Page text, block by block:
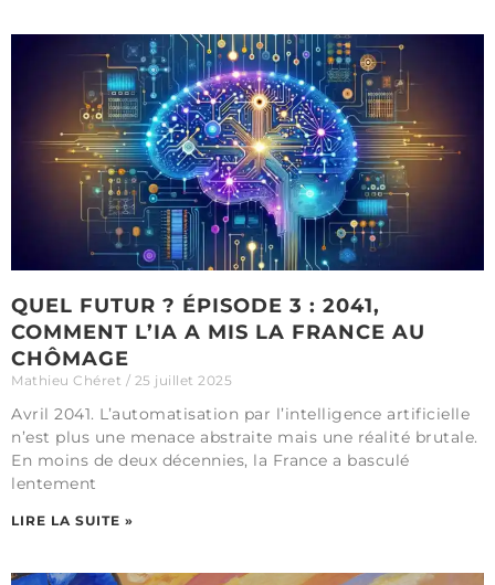
QUEL FUTUR ? ÉPISODE 3 : 2041,
COMMENT L’IA A MIS LA FRANCE AU
CHÔMAGE
Mathieu Chéret 25 juillet 2025
Avril 2041. L’automatisation par l’intelligence artificielle
n’est plus une menace abstraite mais une réalité brutale.
En moins de deux décennies, la France a basculé
lentement
LIRE LA SUITE »